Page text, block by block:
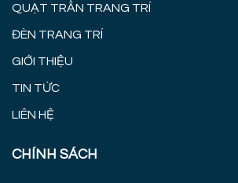
QUẠT TRẦN TRANG TRÍ
ĐÈN TRANG TRÍ
GIỚI THIỆU
TIN TỨC
LIÊN HỆ
CHÍNH SÁCH